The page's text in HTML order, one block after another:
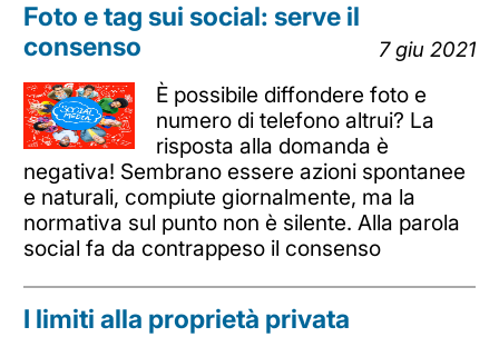
Foto e tag sui social: serve il
consenso
7 giu 2021
È possibile diffondere foto e
numero di telefono altrui? La
risposta alla domanda è
negativa! Sembrano essere azioni spontanee
e naturali, compiute giornalmente, ma la
normativa sul punto non è silente. Alla parola
social fa da contrappeso il consenso
I limiti alla proprietà privata